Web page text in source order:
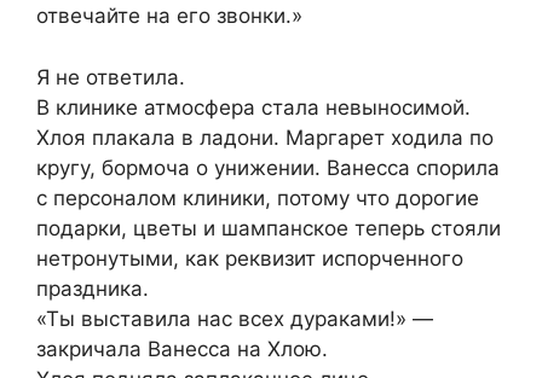
отвечайте на его звонки.»
Я не ответила.
В клинике атмосфера стала невыносимой.
Хлоя плакала в ладони. Маргарет ходила по
кругу, бормоча о унижении. Ванесса спорила
с персоналом клиники, потому что дорогие
подарки, цветы и шампанское теперь стояли
нетронутыми, как реквизит испорченного
праздника.
«Ты выставила нас всех дураками!» —
закричала Ванесса на Хлою.